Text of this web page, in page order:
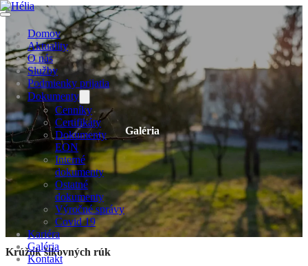
Domov
Aktuality
O nás
Služby
Podmienky prijatia
Dokumenty
Cenníky
Certifikáty
Dokumenty
EON
Interné
dokumenty
Ostatné
dokumenty
Výročné správy
Covid 19
Kariéra
Galéria
Kontakt
Galéria
Krúžok šikovných rúk